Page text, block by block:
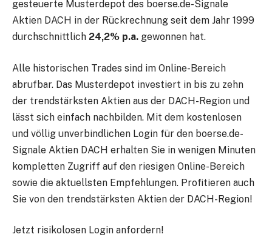
gesteuerte Musterdepot des boerse.de-Signale
Aktien DACH in der Rückrechnung seit dem Jahr 1999
durchschnittlich 24,2% p.a. gewonnen hat.
Alle historischen Trades sind im Online-Bereich
abrufbar. Das Musterdepot investiert in bis zu zehn
der trendstärksten Aktien aus der DACH-Region und
lässt sich einfach nachbilden. Mit dem kostenlosen
und völlig unverbindlichen Login für den boerse.de-
Signale Aktien DACH erhalten Sie in wenigen Minuten
kompletten Zugriff auf den riesigen Online-Bereich
sowie die aktuellsten Empfehlungen. Profitieren auch
Sie von den trendstärksten Aktien der DACH-Region!
Jetzt risikolosen Login anfordern!